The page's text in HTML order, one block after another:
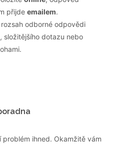
přijde emailem.
odborné odpovědi
složitějšího dotazu nebo
ihned. Okamžitě vám